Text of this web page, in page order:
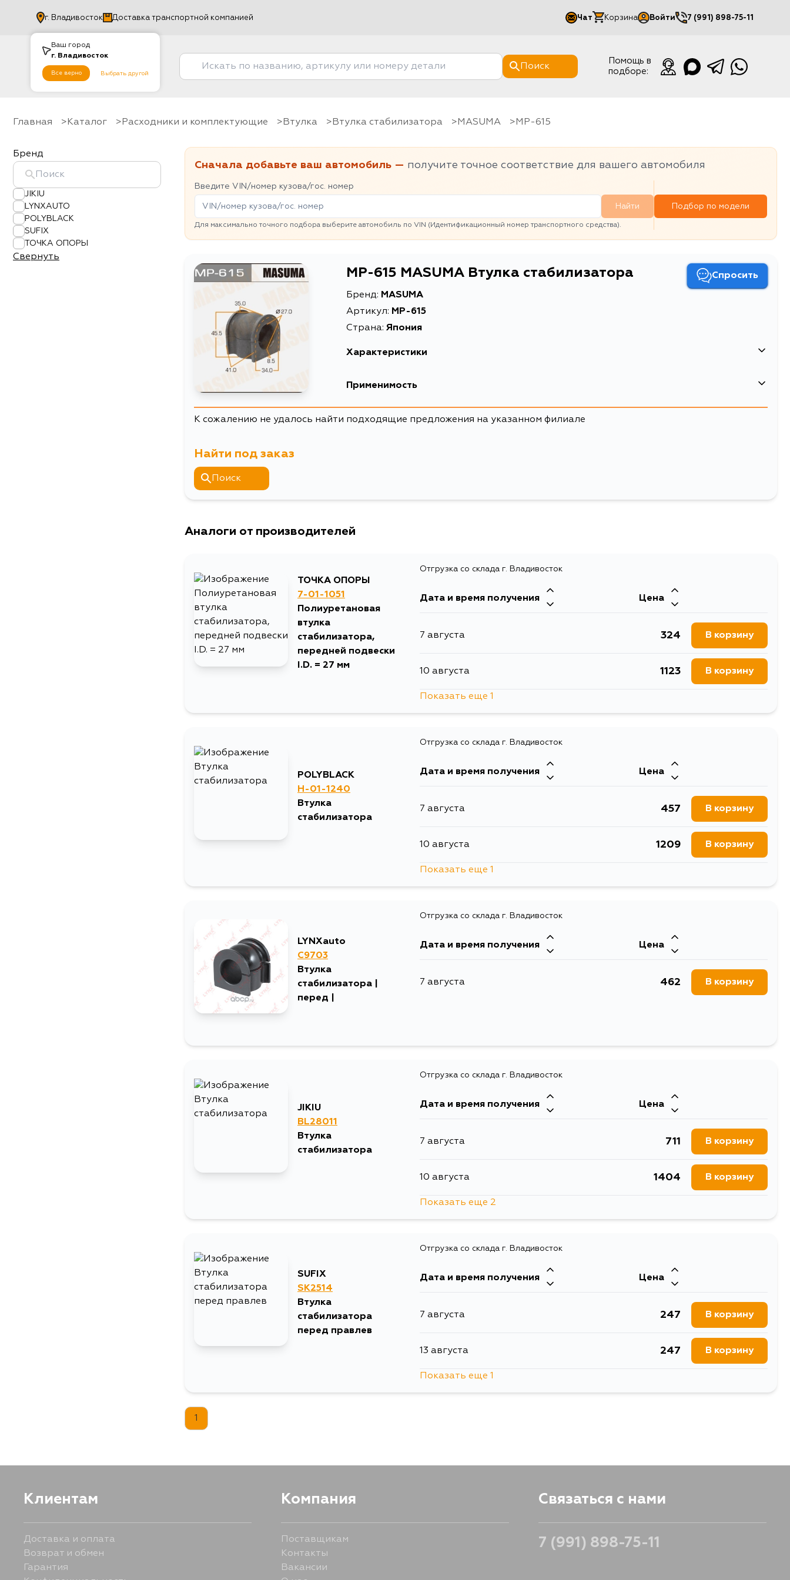
Ваш город
г. Владивосток
Все верно Выбрать другой
г. Владивосток Доставка транспортной компанией Чат Корзина Войти
Мой кабинет
7 (991) 898-75-11
Поиск
Помощь в
подборе:
Главная Каталог Расходники и комплектующие Втулка Втулка стабилизатора MASUMA MP-615
Бренд
JIKIU
LYNXAUTO
POLYBLACK
SUFIX
ТОЧКА ОПОРЫ
Свернуть
Сначала добавьте ваш автомобиль — получите точное соответствие для вашего автомобиля
Введите VIN/номер кузова/гос. номер
Найти
Для максимально точного подбора выберите автомобиль по VIN (Идентификационный номер транспортного средства).
Подбор по модели
MP-615 MASUMA Втулка стабилизатора Спросить
Бренд: MASUMA
Артикул: MP-615
Страна: Япония
Характеристики
EAN-13
Длина упаковки, мм 95
Товарная группа
Применимость
Honda
К сожалению не удалось найти подходящие предложения на указанном филиале
Найти под заказ
Поиск
Аналоги от производителей
ТОЧКА ОПОРЫ
7-01-1051
Полиуретановая
втулка
стабилизатора,
передней подвески
I.D. = 27 мм
Отгрузка со склада г. Владивосток
Дата и время получения Цена
7 августа 324 В корзину
10 августа 1123 В корзину
Показать еще 1
POLYBLACK
H-01-1240
Втулка
стабилизатора
Отгрузка со склада г. Владивосток
Дата и время получения Цена
7 августа 457 В корзину
10 августа 1209 В корзину
Показать еще 1
LYNXauto
C9703
Втулка
стабилизатора |
перед |
Отгрузка со склада г. Владивосток
Дата и время получения Цена
7 августа 462 В корзину
JIKIU
BL28011
Втулка
стабилизатора
Отгрузка со склада г. Владивосток
Дата и время получения Цена
7 августа 711 В корзину
10 августа 1404 В корзину
12 августа
Показать еще 2
SUFIX
SK2514
Втулка
стабилизатора
перед правлев
Отгрузка со склада г. Владивосток
Дата и время получения Цена
7 августа 247 В корзину
13 августа 247 В корзину
Показать еще 1
1
Клиентам
Доставка и оплата
Возврат и обмен
Гарантия
Компания
Поставщикам
Контакты
Вакансии
Связаться с нами
7 (991) 898-75-11